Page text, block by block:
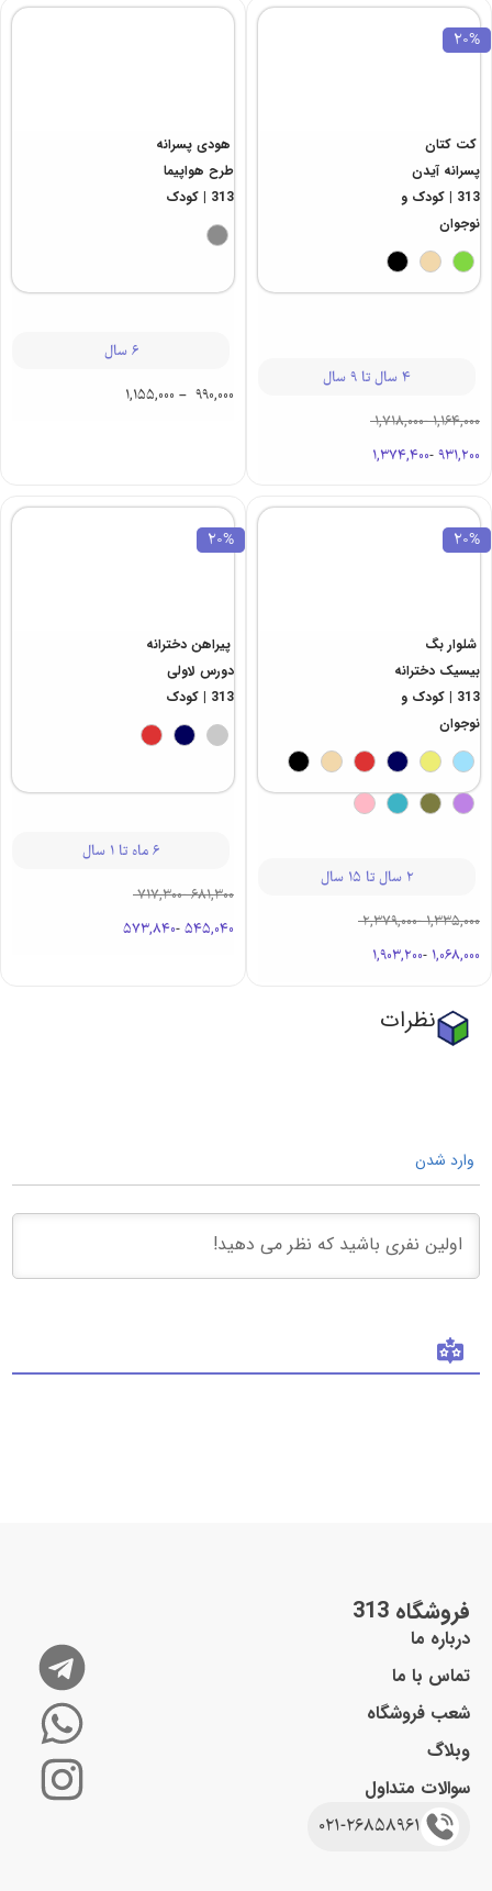
20%
کت کتان
پسرانه آیدن
313 | کودک و
نوجوان
4 سال تا 9 سال
1,164,000
-
1,718,000
931,200
-
1,374,400
هودی پسرانه
طرح هواپیما
313 | کودک
6 سال
990,000
–
1,155,000
20%
شلوار بگ
بیسیک دخترانه
313 | کودک و
نوجوان
2 سال تا 15 سال
1,335,000
-
2,379,000
1,068,000
-
1,903,200
20%
پیراهن دخترانه
دورس لاولی
313 | کودک
6 ماه تا 1 سال
681,300
-
717,300
545,040
-
573,840
نظرات
وارد شدن
فروشگاه 313
درباره ما
تماس با ما
شعب فروشگاه
وبلاگ
سوالات متداول
021-26858961